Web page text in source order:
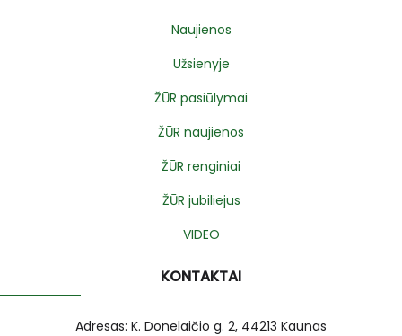
Naujienos
Užsienyje
ŽŪR pasiūlymai
ŽŪR naujienos
ŽŪR renginiai
ŽŪR jubiliejus
VIDEO
KONTAKTAI
Adresas: K. Donelaičio g. 2, 44213 Kaunas